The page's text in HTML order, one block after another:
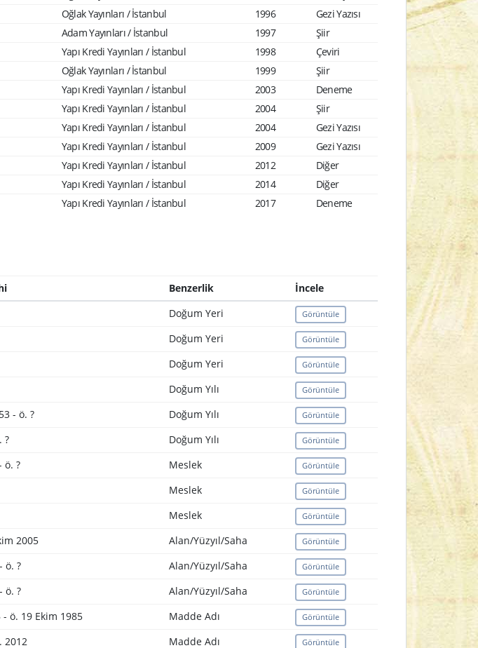
Oğlak Yayınları / İstanbul 1996
Gezi Yazısı
Adam Yayınları / İstanbul 1997
Şiir
Yapı Kredi Yayınları / İstanbul 1998
Çeviri
Oğlak Yayınları / İstanbul 1999
Şiir
Yapı Kredi Yayınları / İstanbul 2003
Deneme
Yapı Kredi Yayınları / İstanbul 2004
Şiir
Yapı Kredi Yayınları / İstanbul 2004
Gezi Yazısı
Yapı Kredi Yayınları / İstanbul 2009
Gezi Yazısı
Yapı Kredi Yayınları / İstanbul 2012
Diğer
Yapı Kredi Yayınları / İstanbul 2014
Diğer
Yapı Kredi Yayınları / İstanbul 2017 Deneme
Benzerlik
İncele
Doğum Yeri Görüntüle
Doğum Yeri Görüntüle
Doğum Yeri Görüntüle
Doğum Yılı Görüntüle
- ö. ? Doğum Yılı Görüntüle
? Doğum Yılı Görüntüle
ö. ? Meslek Görüntüle
Meslek Görüntüle
Meslek Görüntüle
2005 Alan/Yüzyıl/Saha Görüntüle
ö. ? Alan/Yüzyıl/Saha Görüntüle
ö. ? Alan/Yüzyıl/Saha Görüntüle
ö. 19 Ekim 1985 Madde Adı Görüntüle
2012 Madde Adı Görüntüle